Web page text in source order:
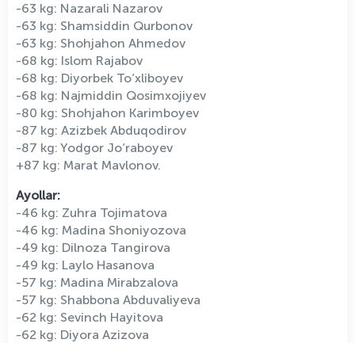
-63 kg: Nazarali Nazarov
-63 kg: Shamsiddin Qurbonov
-63 kg: Shohjahon Ahmedov
-68 kg: Islom Rajabov
-68 kg: Diyorbek To‘xliboyev
-68 kg: Najmiddin Qosimxojiyev
-80 kg: Shohjahon Karimboyev
-87 kg: Azizbek Abduqodirov
-87 kg: Yodgor Jo‘raboyev
+87 kg: Marat Mavlonov.
Ayollar:
-46 kg: Zuhra Tojimatova
-46 kg: Madina Shoniyozova
-49 kg: Dilnoza Tangirova
-49 kg: Laylo Hasanova
-57 kg: Madina Mirabzalova
-57 kg: Shabbona Abduvaliyeva
-62 kg: Sevinch Hayitova
-62 kg: Diyora Azizova